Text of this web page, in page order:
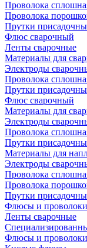
Проволока
Проволока
Прутки
Флюс сварочный
Ленты сварочные
Материалы для
Электроды
Проволока
Прутки
Флюс сварочный
Материалы для
Электроды
Проволока
Прутки
Материалы для
Электроды
Проволока
Проволока
Прутки
Флюсы и проволоки
Ленты сварочные
Флюсы и проволоки